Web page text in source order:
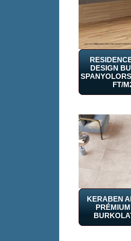
DESIGN
FT/
KERABEN